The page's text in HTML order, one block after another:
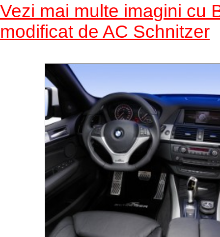
Vezi mai multe imagini cu
modificat de AC Schnitzer